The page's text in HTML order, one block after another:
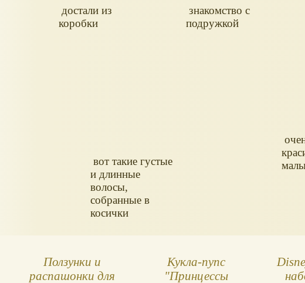
достали из
коробки
знакомство с
подружкой
вот такие густые
и длинные
волосы,
собранные в
косички
Ползунки и
распашонки для
Кукла-пупс
"Принцессы